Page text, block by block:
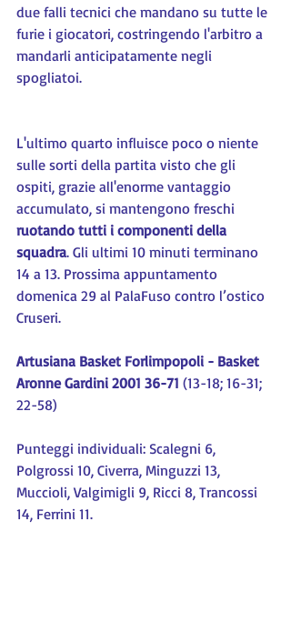
due falli tecnici che mandano su tutte le
furie i giocatori, costringendo l'arbitro a
mandarli anticipatamente negli
spogliatoi.
L'ultimo quarto influisce poco o niente
sulle sorti della partita visto che gli
ospiti, grazie all'enorme vantaggio
accumulato, si mantengono freschi
ruotando tutti i componenti della
squadra. Gli ultimi 10 minuti terminano
14 a 13. Prossima appuntamento
domenica 29 al PalaFuso contro l’ostico
Cruseri.
Artusiana Basket Forlimpopoli - Basket
Aronne Gardini 2001 36-71 (13-18; 16-31;
22-58)
Punteggi individuali: Scalegni 6,
Polgrossi 10, Civerra, Minguzzi 13,
Muccioli, Valgimigli 9, Ricci 8, Trancossi
14, Ferrini 11.